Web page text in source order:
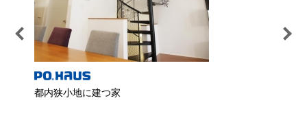
都内狭小地に建つ家